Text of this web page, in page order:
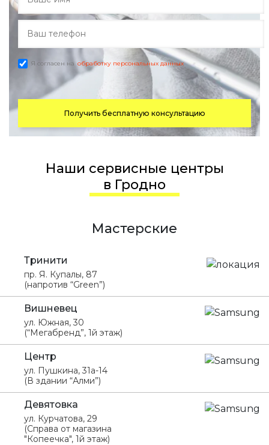
Я согласен на обработку персональных данных
Получить бесплатную консультацию
Наши сервисные центры
в Гродно
Мастерские
Тринити
пр. Я. Купалы, 87
(напротив “Green”)
Вишневец
ул. Южная, 30
(“Мегабренд”, 1й этаж)
Центр
ул. Пушкина, 31а-14
(В здании “Алми”)
Девятовка
ул. Курчатова, 29
(Справа от магазина
"Копеечка", 1й этаж)